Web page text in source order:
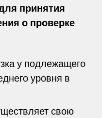
принятия
о проверке
у подлежащего
уровня в
свою